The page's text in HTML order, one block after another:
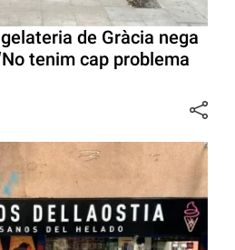
de Gràcia nega
tenim cap problema